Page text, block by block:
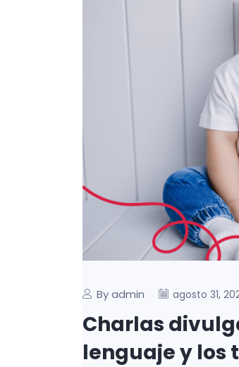
By admin agosto 31,
Charlas
lenguaje y los